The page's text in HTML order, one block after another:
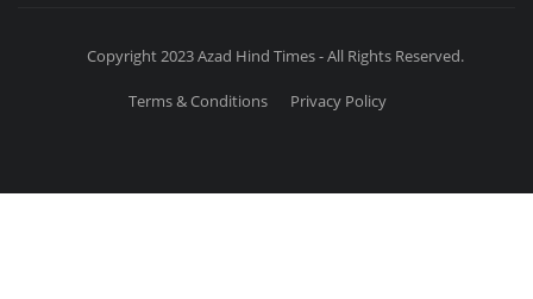
Copyright 2023 Azad Hind Times - All Rights Reserved.
Terms & Conditions Privacy Policy